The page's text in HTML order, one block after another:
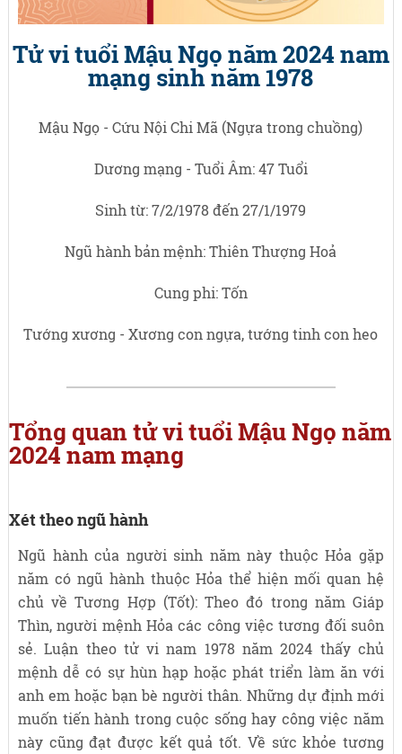
Tử vi tuổi Mậu Ngọ năm 2024 nam
mạng sinh năm 1978
Mậu Ngọ - Cứu Nội Chi Mã (Ngựa trong chuồng)
Dương mạng - Tuổi Âm: 47 Tuổi
Sinh từ: 7/2/1978 đến 27/1/1979
Ngũ hành bản mệnh: Thiên Thượng Hoả
Cung phi: Tốn
Tướng xương - Xương con ngựa, tướng tinh con heo
Tổng quan tử vi tuổi Mậu Ngọ năm
2024 nam mạng
Xét theo ngũ hành
Ngũ hành của người sinh năm này thuộc Hỏa gặp
năm có ngũ hành thuộc Hỏa thể hiện mối quan hệ
chủ về Tương Hợp (Tốt): Theo đó trong năm Giáp
Thìn, người mệnh Hỏa các công việc tương đối suôn
sẻ. Luận theo tử vi nam 1978 năm 2024 thấy chủ
mệnh dễ có sự hùn hạp hoặc phát triển làm ăn với
anh em hoặc bạn bè người thân. Những dự định mới
muốn tiến hành trong cuộc sống hay công việc năm
này cũng đạt được kết quả tốt. Về sức khỏe tương